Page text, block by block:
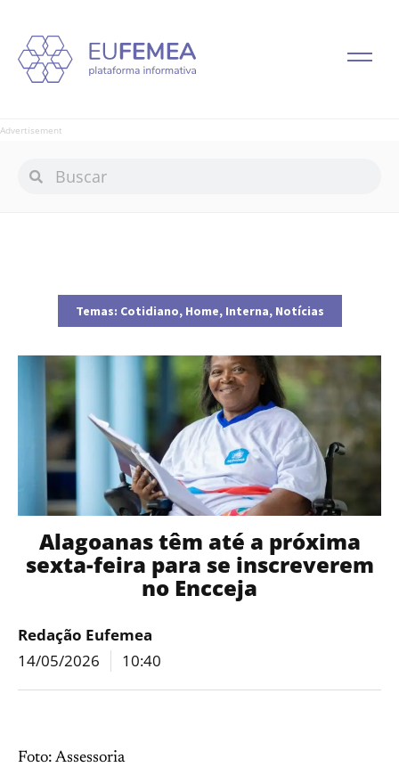
Advertisement
Temas: Cotidiano, Home, Interna, Notícias
Alagoanas têm até a próxima
sexta-feira para se inscreverem
no Encceja
Redação Eufemea
14/05/2026
10:40
Foto: Assessoria